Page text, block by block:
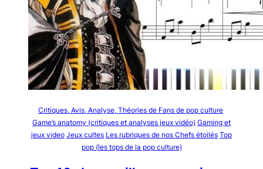
Critiques, Avis, Analyse, Théories de Fans de pop culture
Game’s anatomy (critiques et analyses jeux vidéo) Gaming et
jeux video Jeux cultes Les rubriques de nos Chefs étoilés Top
pop (les tops de la pop culture)